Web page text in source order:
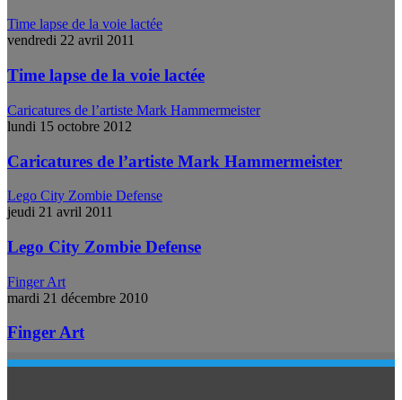
Time lapse de la voie lactée
vendredi 22 avril 2011
Time lapse de la voie lactée
Caricatures de l’artiste Mark Hammermeister
lundi 15 octobre 2012
Caricatures de l’artiste Mark Hammermeister
Lego City Zombie Defense
jeudi 21 avril 2011
Lego City Zombie Defense
Finger Art
mardi 21 décembre 2010
Finger Art